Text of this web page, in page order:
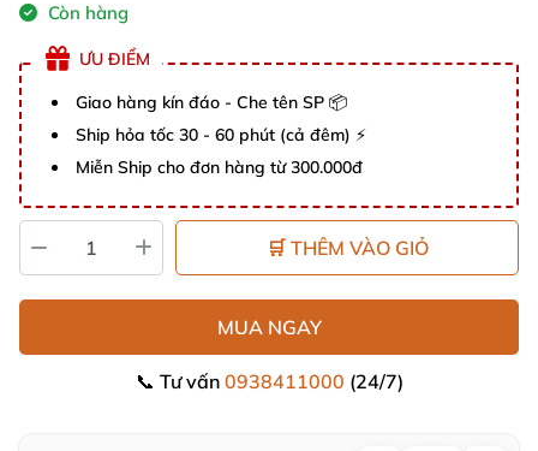
Còn hàng
ƯU ĐIỂM
Giao hàng kín đáo - Che tên SP 📦
Ship hỏa tốc 30 - 60 phút (cả đêm) ⚡
Miễn Ship cho đơn hàng từ 300.000đ
🛒 THÊM VÀO GIỎ
MUA NGAY
📞 Tư vấn 0938411000 (24/7)